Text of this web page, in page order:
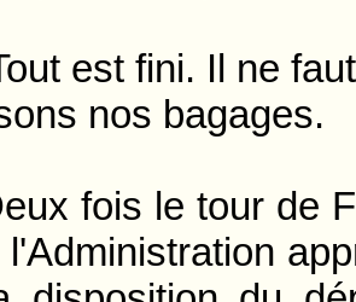
fini. Il ne faut
nos bagages.
le tour de
l'Administration